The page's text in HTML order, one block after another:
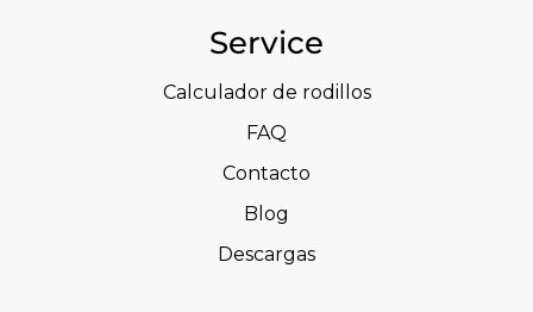
Service
Calculador de rodillos
FAQ
Contacto
Blog
Descargas